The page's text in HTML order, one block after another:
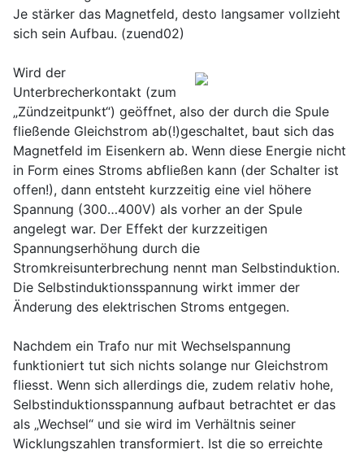
Je stärker das Magnetfeld, desto langsamer vollzieht
sich sein Aufbau. (zuend02)
Wird der
Unterbrecherkontakt (zum
„Zündzeitpunkt“) geöffnet, also der durch die Spule
fließende Gleichstrom ab(!)geschaltet, baut sich das
Magnetfeld im Eisenkern ab. Wenn diese Energie nicht
in Form eines Stroms abfließen kann (der Schalter ist
offen!), dann entsteht kurzzeitig eine viel höhere
Spannung (300…400V) als vorher an der Spule
angelegt war. Der Effekt der kurzzeitigen
Spannungserhöhung durch die
Stromkreisunterbrechung nennt man Selbstinduktion.
Die Selbstinduktionsspannung wirkt immer der
Änderung des elektrischen Stroms entgegen.
Nachdem ein Trafo nur mit Wechselspannung
funktioniert tut sich nichts solange nur Gleichstrom
fliesst. Wenn sich allerdings die, zudem relativ hohe,
Selbstinduktionsspannung aufbaut betrachtet er das
als „Wechsel“ und sie wird im Verhältnis seiner
Wicklungszahlen transformiert. Ist die so erreichte